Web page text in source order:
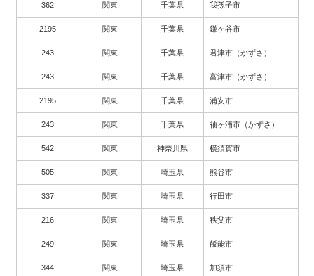
362 関東 千葉県 我孫子市
2195 関東 千葉県 鎌ヶ谷市
243 関東 千葉県 君津市（かずさ）
243 関東 千葉県 富津市（かずさ）
2195 関東 千葉県 浦安市
243 関東 千葉県 袖ヶ浦市（かずさ）
542 関東 神奈川県 横須賀市
505 関東 埼玉県 熊谷市
337 関東 埼玉県 行田市
216 関東 埼玉県 秩父市
249 関東 埼玉県 飯能市
344 関東 埼玉県 加須市